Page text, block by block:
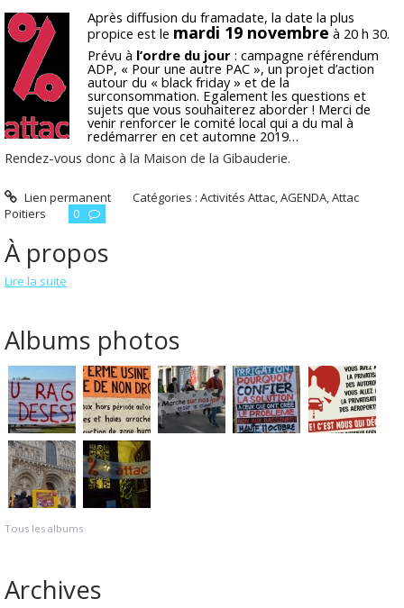
Après diffusion du framadate, la date la plus
propice est le mardi 19 novembre à 20 h 30.
Prévu à l’ordre du jour : campagne référendum
ADP, « Pour une autre PAC », un projet d’action
autour du « black friday » et de la
surconsommation. Egalement les questions et
sujets que vous souhaiterez aborder ! Merci de
venir renforcer le comité local qui a du mal à
redémarrer en cet automne 2019…
Rendez-vous donc à la Maison de la Gibauderie.
Lien permanent Catégories :Activités Attac ,AGENDA ,Attac
Poitiers
0
À propos
Lire la suite
Albums photos
Tous les albums
Archives